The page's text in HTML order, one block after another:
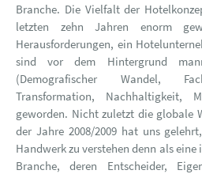
Branche. Die Vielfalt der
letzten zehn Jahren enorm
Herausforderungen, ein
sind vor dem Hintergrund
(Demografischer Wandel,
Transformation, Nachhaltigkeit,
geworden. Nicht zuletzt die globale
der Jahre 2008/2009 hat uns
Handwerk zu verstehen denn als
Branche, deren Entscheider,